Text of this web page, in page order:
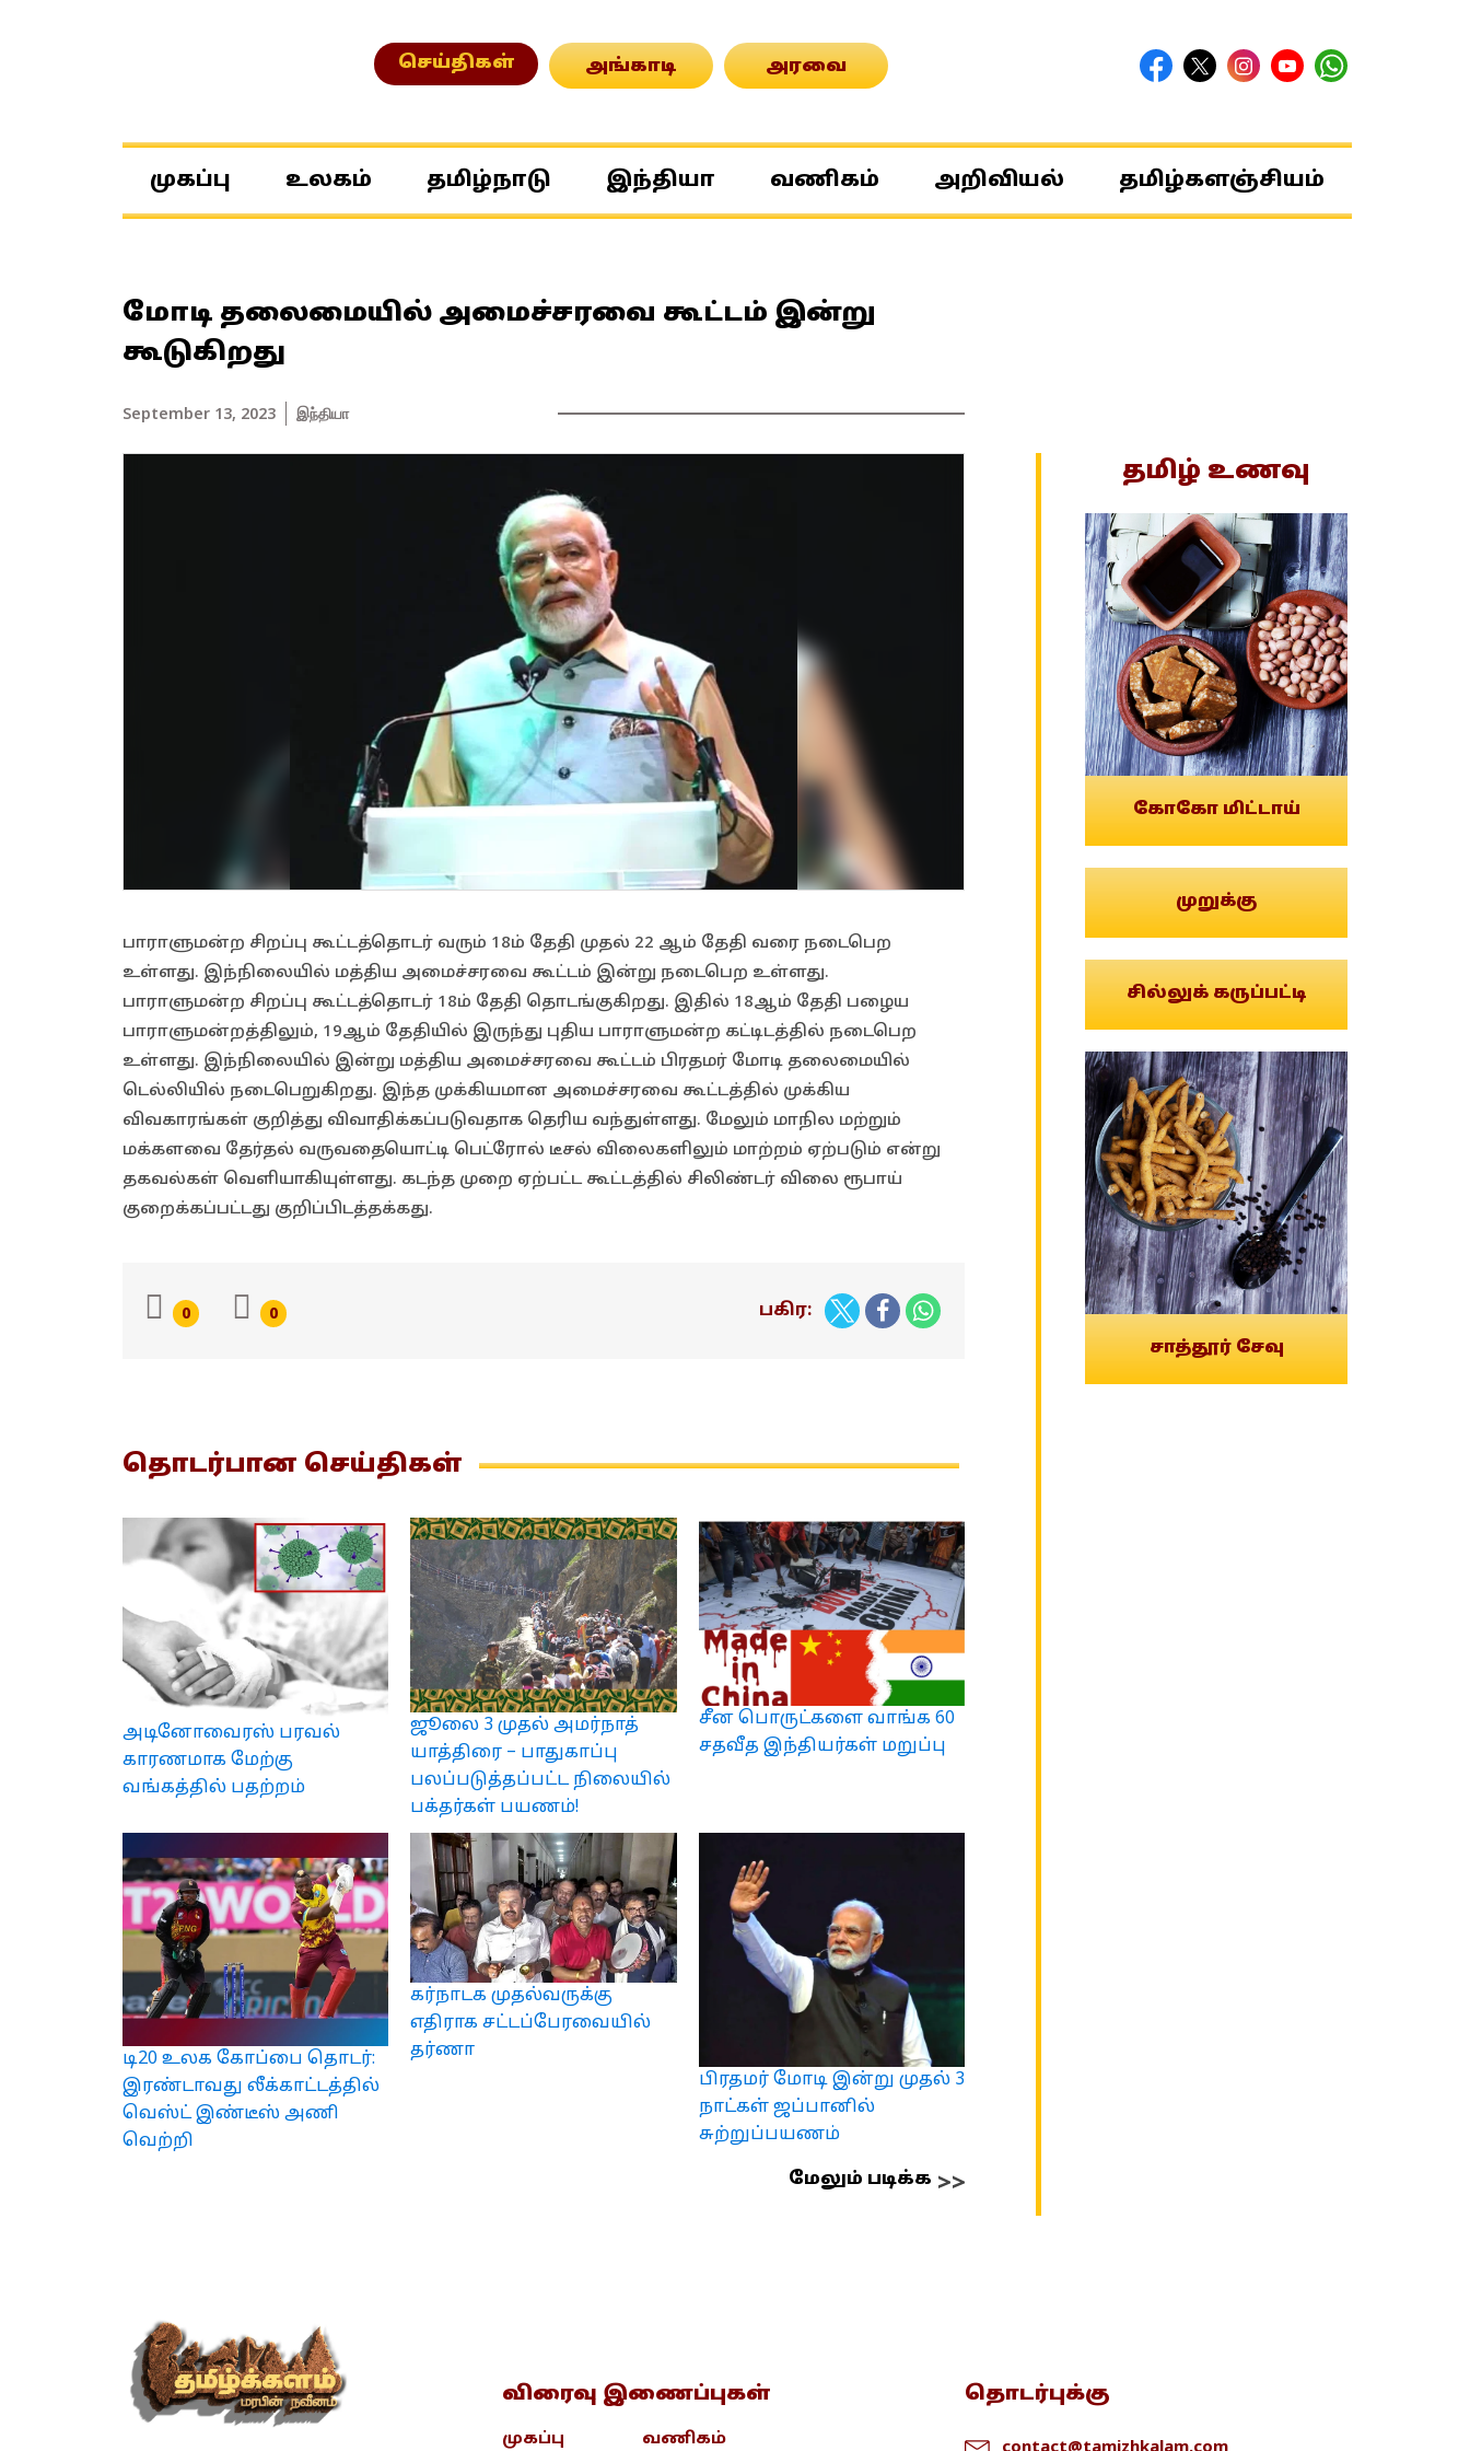
செய்திகள் அங்காடி அரவை
முகப்பு உலகம் தமிழ்நாடு இந்தியா வணிகம் அறிவியல் தமிழ்களஞ்சியம்
மோடி தலைமையில் அமைச்சரவை கூட்டம் இன்று
கூடுகிறது
September 13, 2023 இந்தியா
பாராளுமன்ற சிறப்பு கூட்டத்தொடர் வரும் 18ம் தேதி முதல் 22 ஆம் தேதி வரை நடைபெற
உள்ளது. இந்நிலையில் மத்திய அமைச்சரவை கூட்டம் இன்று நடைபெற உள்ளது.
பாராளுமன்ற சிறப்பு கூட்டத்தொடர் 18ம் தேதி தொடங்குகிறது. இதில் 18ஆம் தேதி பழைய
பாராளுமன்றத்திலும், 19ஆம் தேதியில் இருந்து புதிய பாராளுமன்ற கட்டிடத்தில் நடைபெற
உள்ளது. இந்நிலையில் இன்று மத்திய அமைச்சரவை கூட்டம் பிரதமர் மோடி தலைமையில்
டெல்லியில் நடைபெறுகிறது. இந்த முக்கியமான அமைச்சரவை கூட்டத்தில் முக்கிய
விவகாரங்கள் குறித்து விவாதிக்கப்படுவதாக தெரிய வந்துள்ளது. மேலும் மாநில மற்றும்
மக்களவை தேர்தல் வருவதையொட்டி பெட்ரோல் டீசல் விலைகளிலும் மாற்றம் ஏற்படும் என்று
தகவல்கள் வெளியாகியுள்ளது. கடந்த முறை ஏற்பட்ட கூட்டத்தில் சிலிண்டர் விலை ரூபாய்
குறைக்கப்பட்டது குறிப்பிடத்தக்கது.
0 0 பகிர:
தொடர்பான செய்திகள்
அடினோவைரஸ் பரவல்
காரணமாக மேற்கு
வங்கத்தில் பதற்றம்
ஜூலை 3 முதல் அமர்நாத்
யாத்திரை – பாதுகாப்பு
பலப்படுத்தப்பட்ட நிலையில்
பக்தர்கள் பயணம்!
சீன பொருட்களை வாங்க 60
சதவீத இந்தியர்கள் மறுப்பு
டி20 உலக கோப்பை தொடர்:
இரண்டாவது லீக்காட்டத்தில்
வெஸ்ட் இண்டீஸ் அணி
வெற்றி
கர்நாடக முதல்வருக்கு
எதிராக சட்டப்பேரவையில்
தர்ணா
பிரதமர் மோடி இன்று முதல் 3
நாட்கள் ஜப்பானில்
சுற்றுப்பயணம்
மேலும் படிக்க
தமிழ் உணவு
கோகோ மிட்டாய்
முறுக்கு
சில்லுக் கருப்பட்டி
சாத்தூர் சேவு
விரைவு இணைப்புகள்
முகப்பு வணிகம்
தொடர்புக்கு
contact@tamizhkalam.com